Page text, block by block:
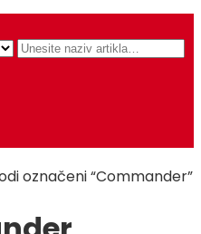
označeni “Commander”